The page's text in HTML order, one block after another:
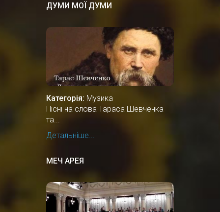
ДУМИ МОЇ ДУМИ
Категорія: Музика
Пісні на слова Тараса Шевченка
та...
Детальніше...
МЕЧ АРЕЯ